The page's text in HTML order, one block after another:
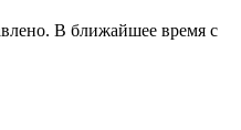
В ближайшее время с